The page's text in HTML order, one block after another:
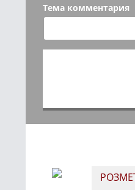
Тема комментария